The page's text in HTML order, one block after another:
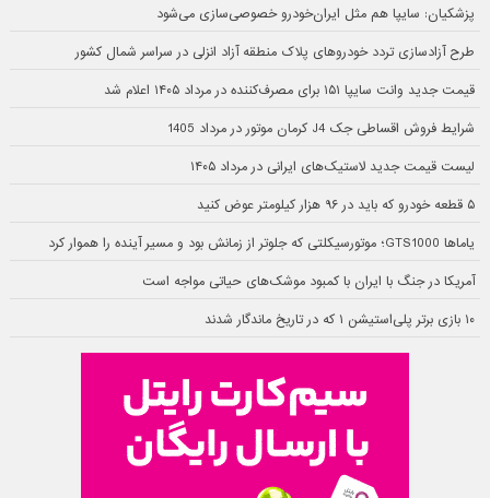
پزشکیان: سایپا هم مثل ایران‌خودرو خصوصی‌سازی می‌شود
طرح آزادسازی تردد خودروهای پلاک منطقه آزاد انزلی در سراسر شمال کشور
قیمت جدید وانت سایپا ۱۵۱ برای مصرف‌کننده در مرداد ۱۴۰۵ اعلام شد
شرایط فروش اقساطی جک J4 کرمان موتور در مرداد 1405
لیست قیمت جدید لاستیک‌های ایرانی در مرداد ۱۴۰۵
۵ قطعه خودرو که باید در ۹۶ هزار کیلومتر عوض کنید
یاماها GTS1000؛ موتورسیکلتی که جلوتر از زمانش بود و مسیر آینده را هموار کرد
آمریکا در جنگ با ایران با کمبود موشک‌های حیاتی مواجه است
۱۰ بازی برتر پلی‌استیشن ۱ که در تاریخ ماندگار شدند